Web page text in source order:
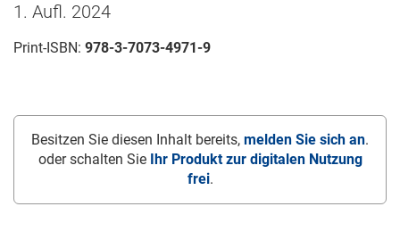
1. Aufl. 2024
Print-ISBN: 978-3-7073-4971-9
Besitzen Sie diesen Inhalt bereits, melden Sie sich an.
oder schalten Sie Ihr Produkt zur digitalen Nutzung
frei.